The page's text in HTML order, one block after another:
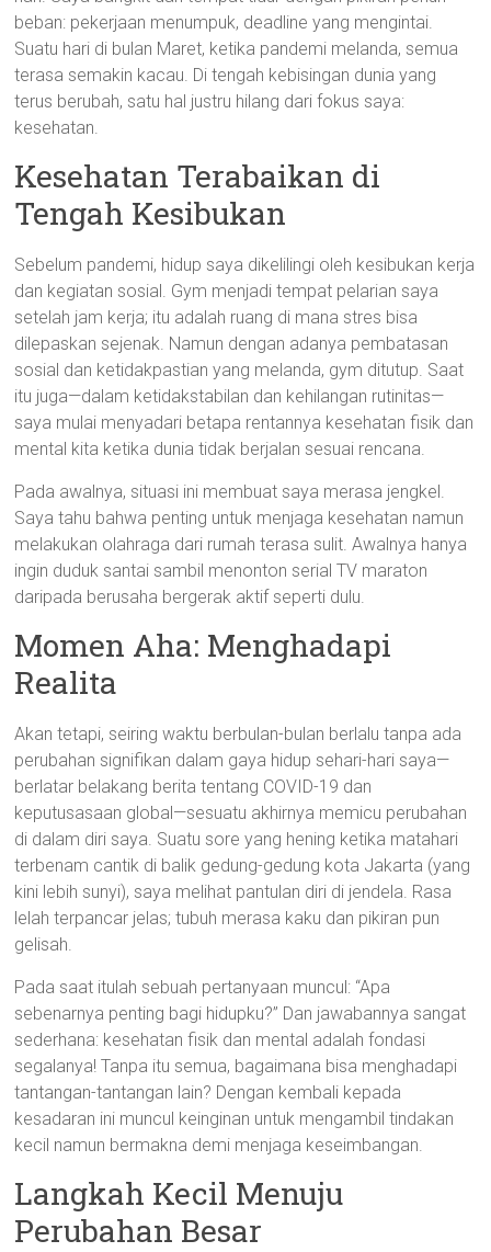
beban: pekerjaan menumpuk, deadline yang mengintai.
Suatu hari di bulan Maret, ketika pandemi melanda, semua
terasa semakin kacau. Di tengah kebisingan dunia yang
terus berubah, satu hal justru hilang dari fokus saya:
kesehatan.
Kesehatan Terabaikan di
Tengah Kesibukan
Sebelum pandemi, hidup saya dikelilingi oleh kesibukan kerja
dan kegiatan sosial. Gym menjadi tempat pelarian saya
setelah jam kerja; itu adalah ruang di mana stres bisa
dilepaskan sejenak. Namun dengan adanya pembatasan
sosial dan ketidakpastian yang melanda, gym ditutup. Saat
itu juga—dalam ketidakstabilan dan kehilangan rutinitas—
saya mulai menyadari betapa rentannya kesehatan fisik dan
mental kita ketika dunia tidak berjalan sesuai rencana.
Pada awalnya, situasi ini membuat saya merasa jengkel.
Saya tahu bahwa penting untuk menjaga kesehatan namun
melakukan olahraga dari rumah terasa sulit. Awalnya hanya
ingin duduk santai sambil menonton serial TV maraton
daripada berusaha bergerak aktif seperti dulu.
Momen Aha: Menghadapi
Realita
Akan tetapi, seiring waktu berbulan-bulan berlalu tanpa ada
perubahan signifikan dalam gaya hidup sehari-hari saya—
berlatar belakang berita tentang COVID-19 dan
keputusasaan global—sesuatu akhirnya memicu perubahan
di dalam diri saya. Suatu sore yang hening ketika matahari
terbenam cantik di balik gedung-gedung kota Jakarta (yang
kini lebih sunyi), saya melihat pantulan diri di jendela. Rasa
lelah terpancar jelas; tubuh merasa kaku dan pikiran pun
gelisah.
Pada saat itulah sebuah pertanyaan muncul: “Apa
sebenarnya penting bagi hidupku?” Dan jawabannya sangat
sederhana: kesehatan fisik dan mental adalah fondasi
segalanya! Tanpa itu semua, bagaimana bisa menghadapi
tantangan-tantangan lain? Dengan kembali kepada
kesadaran ini muncul keinginan untuk mengambil tindakan
kecil namun bermakna demi menjaga keseimbangan.
Langkah Kecil Menuju
Perubahan Besar